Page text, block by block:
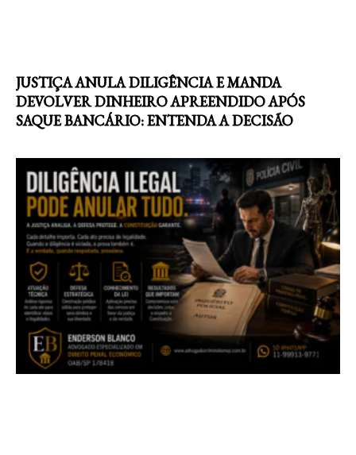
JUSTIÇA ANULA DILIGÊNCIA E MANDA
DEVOLVER DINHEIRO APREENDIDO APÓS
SAQUE BANCÁRIO: ENTENDA A DECISÃO